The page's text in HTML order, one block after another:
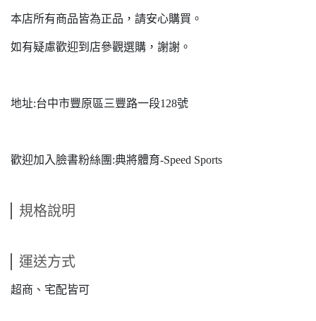
本店所有商品皆為正品，請安心購買。
如有疑慮歡迎到店參觀選購，謝謝。
地址:台中市豐原區三豐路一段128號
歡迎加入臉書粉絲團:典將體育-Speed Sports
規格說明
運送方式
超商、宅配皆可